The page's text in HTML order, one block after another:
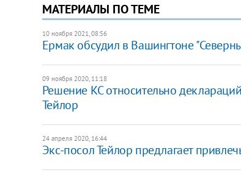
МАТЕРИАЛЫ ПО ТЕМЕ
10 ноября 2021, 08:56
Ермак обсудил в Вашингтоне
09 ноября 2020, 11:18
Решение КС относительно
Тейлор
24 апреля 2020, 16:44
Экс-посол Тейлор предлагает